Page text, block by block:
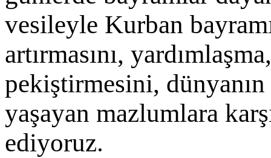
vesileyle Kurban
artırmasını,
pekiştirmesini,
yaşayan mazlumlara
ediyoruz.